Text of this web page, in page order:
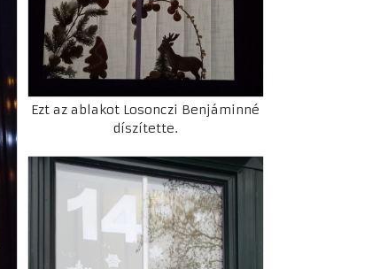
Ezt az ablakot Losonczi Benjáminné
díszítette.